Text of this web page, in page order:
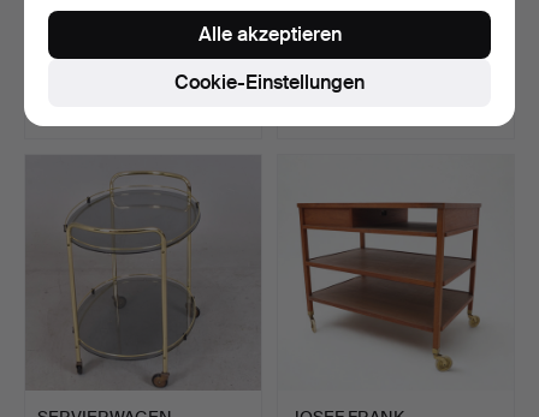
SALONGSBORD, Empire,
Dänemark, erste Hälft…
Beendet 9. Aug 2026
TISCH, Rechteckig mit
weißer Laminatplatte…
Beendet 9. Aug 2026
5 Gebote
Cookie-Einstellungen
Alle akzeptieren